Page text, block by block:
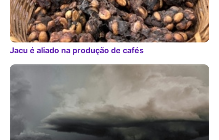
Jacu é aliado na produção de cafés